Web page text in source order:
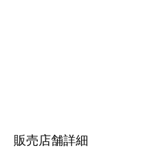
販売店舗詳細